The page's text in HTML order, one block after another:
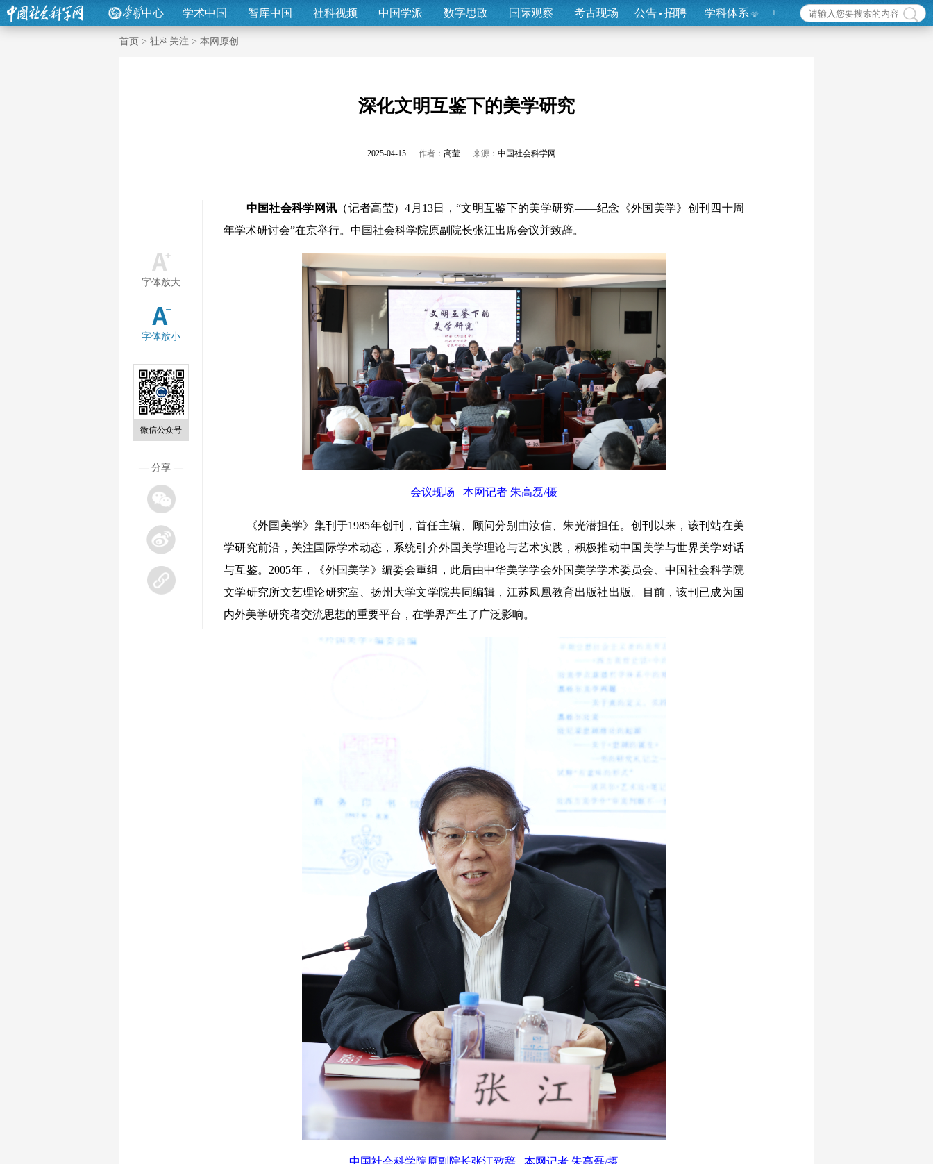
中心 学术中国 智库中国 社科视频 中国学派 数字思政 国际观察 考古现场 公告 招聘 学科体系 +
首页 > 社科关注 > 本网原创
深化文明互鉴下的美学研究
2025-04-15 作者： 高莹 来源： 中国社会科学网
字体放大
字体放小
微信公众号
分享
中国社会科学网讯 （记者高莹）4月13日，“文明互鉴下的美学研究——纪念《外国美学》创刊四十周
年学术研讨会”在京举行。中国社会科学院原副院长张江出席会议并致辞。
会议现场 本网记者 朱高磊/摄
《外国美学》集刊于1985年创刊，首任主编、顾问分别由汝信、朱光潜担任。创刊以来，该刊站在美
学研究前沿，关注国际学术动态，系统引介外国美学理论与艺术实践，积极推动中国美学与世界美学对话
与互鉴。2005年，《外国美学》编委会重组，此后由中华美学学会外国美学学术委员会、中国社会科学院
文学研究所文艺理论研究室、扬州大学文学院共同编辑，江苏凤凰教育出版社出版。目前，该刊已成为国
内外美学研究者交流思想的重要平台，在学界产生了广泛影响。
中国社会科学院原副院长张江致辞 本网记者 朱高磊/摄